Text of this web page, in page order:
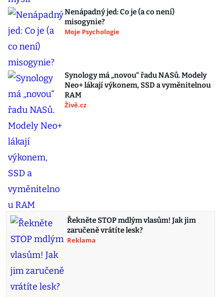
Nenápadný jed: Co je (a co není)
misogynie?
Moje Psychologie
Synology má „novou“ řadu NASů. Modely
Neo+ lákají výkonem, SSD a vyměnitelnou
RAM
Živě.cz
Řekněte STOP mdlým vlasům! Jak jim
zaručeně vrátíte lesk?
Reklama